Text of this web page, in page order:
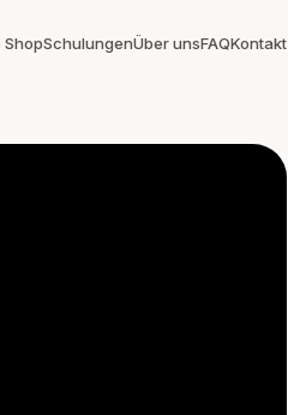
ShopSchulungenÜber unsFAQKontakt